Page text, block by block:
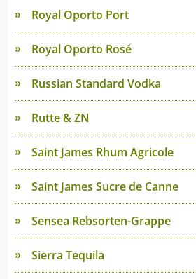
Royal Oporto Port
Royal Oporto Rosé
Russian Standard Vodka
Rutte & ZN
Saint James Rhum Agricole
Saint James Sucre de Canne
Sensea Rebsorten-Grappe
Sierra Tequila